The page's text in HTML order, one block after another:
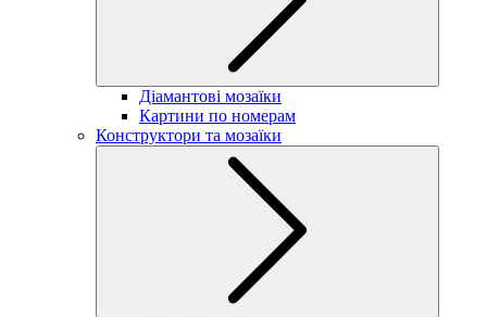
Діамантові мозаїки
Картини по номерам
Конструктори та мозаїки